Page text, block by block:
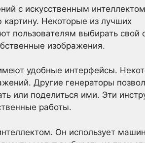
с искусственным
Некоторые из лучших
пользователям выбирать свой
изображения.
удобные интерфейсы.
Другие генераторы
или поделиться ими. Эти
работы.
Он использует